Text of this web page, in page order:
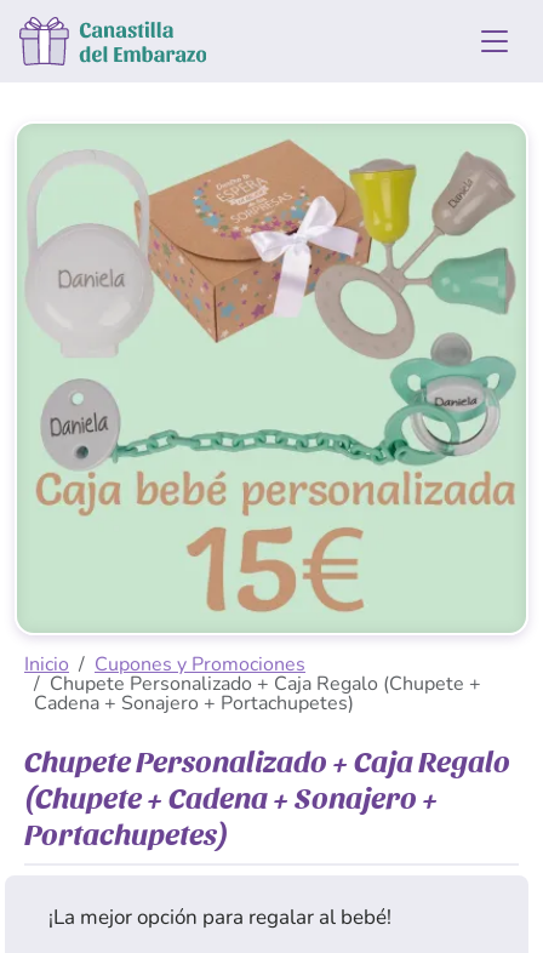
Inicio Cupones y Promociones
Chupete Personalizado + Caja Regalo (Chupete +
Cadena + Sonajero + Portachupetes)
Chupete Personalizado + Caja Regalo
(Chupete + Cadena + Sonajero +
Portachupetes)
¡La mejor opción para regalar al bebé!